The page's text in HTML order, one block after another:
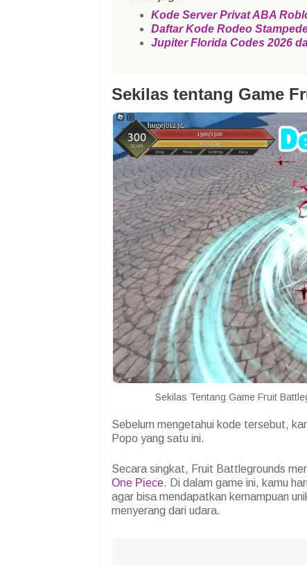
Kode Server Privat ABA
Daftar Kode Rodeo
Jupiter Florida Codes 2026
Sekilas tentang Game
Sekilas Tentang Game Fruit
Sebelum mengetahui kode tersebut,
Popo yang satu ini.
Secara singkat, Fruit Battlegrounds
One Piece. Di dalam game ini, kamu
agar bisa mendapatkan kemampuan
menyerang dari udara.